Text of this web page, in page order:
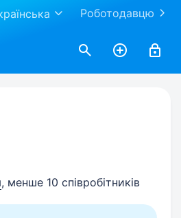
Роботодавцю
, менше 10 співробітників